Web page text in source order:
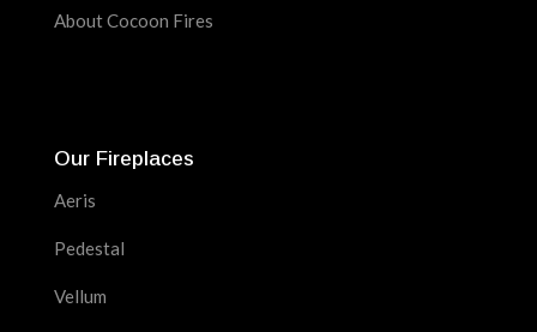
About Cocoon Fires
Our Fireplaces
Aeris
Pedestal
Vellum